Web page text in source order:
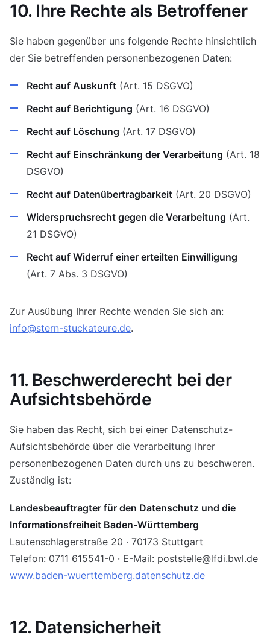
10. Ihre Rechte als Betroffener
Sie haben gegenüber uns folgende Rechte hinsichtlich
der Sie betreffenden personenbezogenen Daten:
Recht auf Auskunft (Art. 15 DSGVO)
Recht auf Berichtigung (Art. 16 DSGVO)
Recht auf Löschung (Art. 17 DSGVO)
Recht auf Einschränkung der Verarbeitung (Art. 18
DSGVO)
Recht auf Datenübertragbarkeit (Art. 20 DSGVO)
Widerspruchsrecht gegen die Verarbeitung (Art.
21 DSGVO)
Recht auf Widerruf einer erteilten Einwilligung
(Art. 7 Abs. 3 DSGVO)
Zur Ausübung Ihrer Rechte wenden Sie sich an:
info@stern-stuckateure.de.
11. Beschwerderecht bei der
Aufsichtsbehörde
Sie haben das Recht, sich bei einer Datenschutz-
Aufsichtsbehörde über die Verarbeitung Ihrer
personenbezogenen Daten durch uns zu beschweren.
Zuständig ist:
Landesbeauftragter für den Datenschutz und die
Informationsfreiheit Baden-Württemberg
Lautenschlagerstraße 20 · 70173 Stuttgart
Telefon: 0711 615541-0 · E-Mail: poststelle@lfdi.bwl.de
www.baden-wuerttemberg.datenschutz.de
12. Datensicherheit